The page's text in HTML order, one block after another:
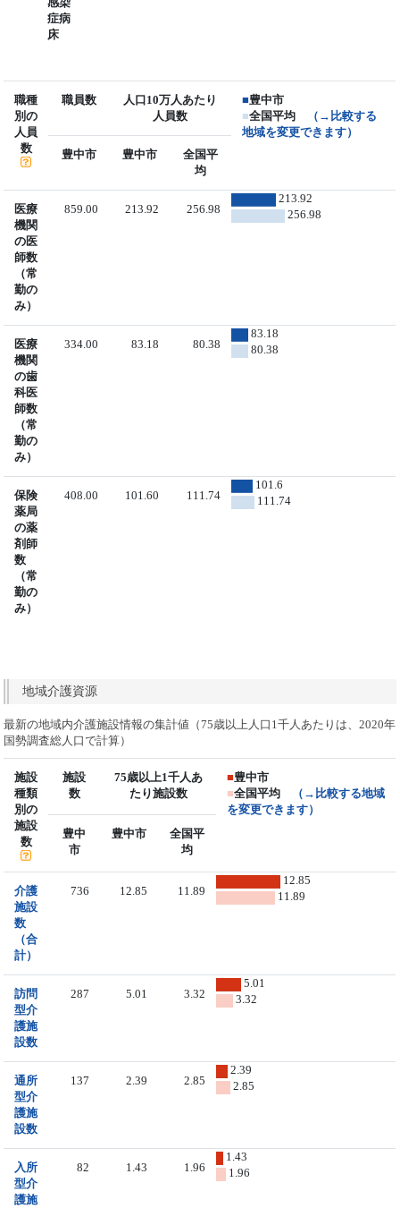
症病
床
職種
別の
人員
数
職員数
人口10万人あたり
人員数
■豊中市
■全国平均
（→比較する
地域を変更できます）
豊中市
豊中市
全国平
均
医療
機関
の医
師数
（常
勤の
み）
859.00 213.92 256.98
213.92
256.98
医療
機関
の歯
科医
師数
（常
勤の
み）
334.00 83.18 80.38
83.18
80.38
保険
薬局
の薬
剤師
数
（常
勤の
み）
408.00 101.60 111.74
101.6
111.74
地域介護資源
最新の地域内介護施設情報の集計値（75歳以上人口1千人あたりは、2020年
国勢調査総人口で計算）
施設
種類
別の
施設
数
施設
数
75歳以上1千人あ
たり施設数
■豊中市
■全国平均
（→比較する地域
を変更できます）
豊中
市
豊中市
全国平
均
介護
施設
数
（合
計）
736 12.85 11.89
12.85
11.89
訪問
型介
護施
設数
287 5.01 3.32
5.01
3.32
通所
型介
護施
設数
137 2.39 2.85
2.39
2.85
入所
型介
護施
82 1.43 1.96
1.43
1.96